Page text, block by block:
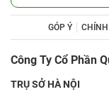
GÓP Ý
Công Ty Cổ Phần
TRỤ SỞ HÀ NỘI